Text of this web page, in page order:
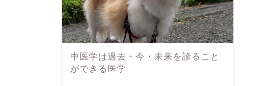
中医学は過去・今・未来を診ること
ができる医学